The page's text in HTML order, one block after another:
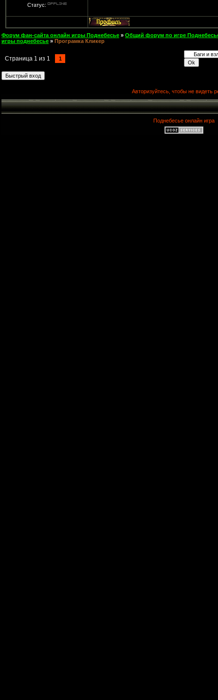
Статус:
Форум фан-сайта онлайн игры Поднебесье » Общий форум по игре
игры поднебесье » Програмка Кликер
Страница 1 из 1 1
Авторизуйтесь, чтобы не видеть
Поднебесье онлайн игра